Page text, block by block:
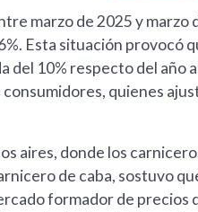
marzo de 2025 y marzo
Esta situación provocó
del 10% respecto del año
quienes
aires, donde los
de caba, sostuvo
formador de precios